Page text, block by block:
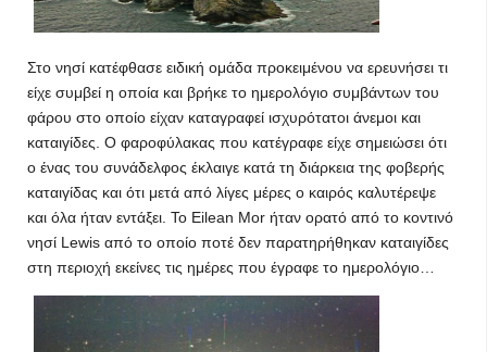
Στο νησί κατέφθασε ειδική ομάδα προκειμένου να ερευνήσει τι
είχε συμβεί η οποία και βρήκε το ημερολόγιο συμβάντων του
φάρου στο οποίο είχαν καταγραφεί ισχυρότατοι άνεμοι και
καταιγίδες. Ο φαροφύλακας που κατέγραφε είχε σημειώσει ότι
ο ένας του συνάδελφος έκλαιγε κατά τη διάρκεια της φοβερής
καταιγίδας και ότι μετά από λίγες μέρες ο καιρός καλυτέρεψε
και όλα ήταν εντάξει. Το Eilean Mor ήταν ορατό από το κοντινό
νησί Lewis από το οποίο ποτέ δεν παρατηρήθηκαν καταιγίδες
στη περιοχή εκείνες τις ημέρες που έγραφε το ημερολόγιο…